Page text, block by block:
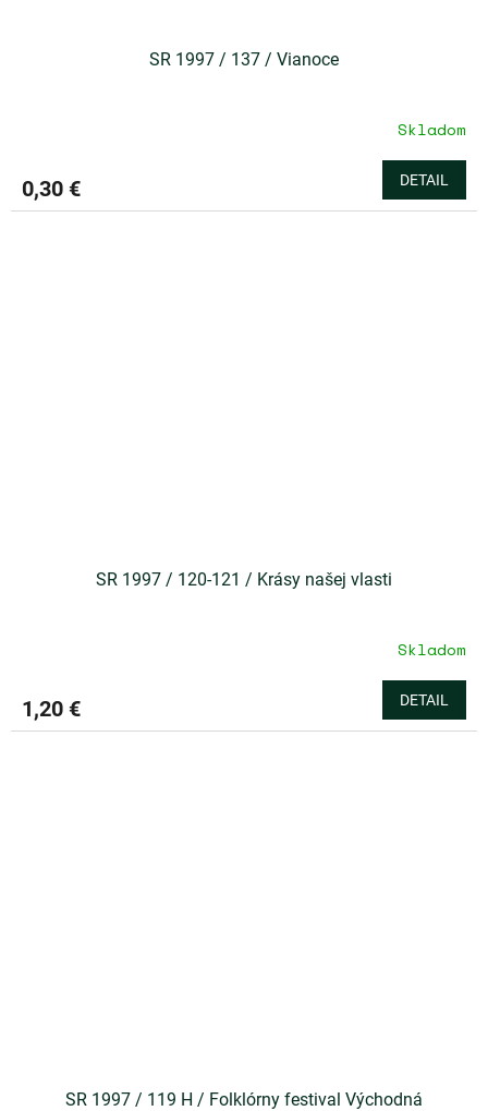
SR 1997 / 137 / Vianoce
Skladom
0,30 € DETAIL
SR 1997 / 120-121 / Krásy našej vlasti
Skladom
1,20 € DETAIL
SR 1997 / 119 H / Folklórny festival Východná